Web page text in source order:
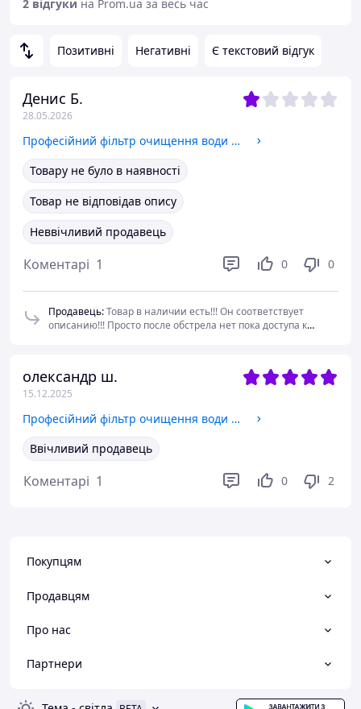
Позитивні Негативні Є текстовий відгук
Денис Б.
28.05.2026
Професійний фільтр очищення води "LT-12".
Товару не було в наявності
Товар не відповідав опису
Неввічливий продавець
Коментарі 1 0 0
Продавець:Товар в наличии есть!!! Он соответствует
описанию!!! Просто после обстрела нет пока доступа к
олександр ш.
15.12.2025
Професійний фільтр очищення води "LT-12".
Ввічливий продавець
Коментарі 1 0 2
2 відгуки на Prom.ua за весь час
Покупцям
Продавцям
Про нас
Партнери